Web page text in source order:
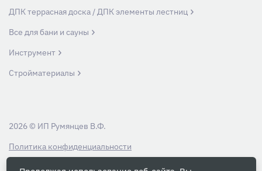
ДПК террасная доска / ДПК элементы лестниц
Все для бани и сауны
Инструмент
Стройматериалы
Политика конфиденциальности
2026 © ИП Румянцев В.Ф.